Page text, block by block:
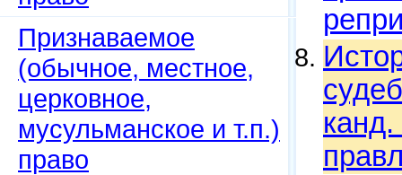
Признаваемое
(обычное, местное,
церковное,
мусульманское и т.п.)
право